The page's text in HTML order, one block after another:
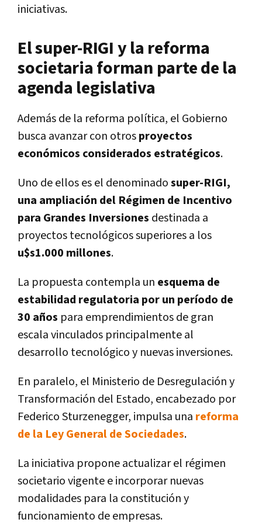
iniciativas.
El super-RIGI y la reforma
societaria forman parte de la
agenda legislativa
Además de la reforma política, el Gobierno
busca avanzar con otrosproyectos
económicos considerados estratégicos.
Uno de ellos es el denominadosuper-RIGI,
una ampliación del Régimen de Incentivo
para Grandes Inversiones destinada a
proyectos tecnológicos superiores a los
u$s1.000 millones.
La propuesta contempla un esquema de
estabilidad regulatoria por un período de
30 años para emprendimientos de gran
escala vinculados principalmente al
desarrollo tecnológico y nuevas inversiones.
En paralelo, el Ministerio de Desregulación y
Transformación del Estado, encabezado por
Federico Sturzenegger, impulsa una reforma
de la Ley General de Sociedades.
La iniciativa propone actualizar el régimen
societario vigente e incorporar nuevas
modalidades para la constitución y
funcionamiento de empresas.